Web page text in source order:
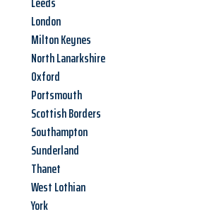
London
Milton Keynes
North Lanarkshire
Oxford
Portsmouth
Scottish Borders
Southampton
Sunderland
Thanet
West Lothian
York